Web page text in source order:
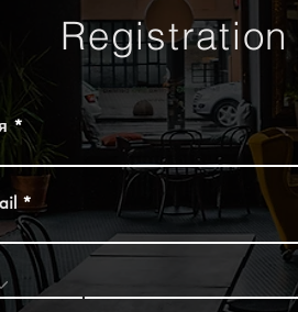
Registration